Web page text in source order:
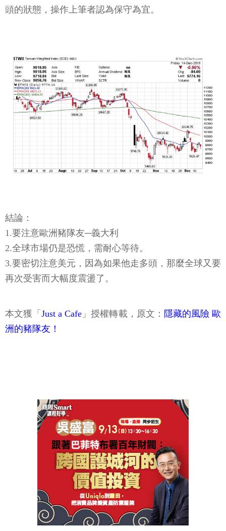
頭的狀態，操作上筆者認為保守為宜。
結論：
1.要注意歐洲豬隊友─義大利
2.全球市場仍是恐慌，需耐心等待。
3.要密切注意美元，因為如果他走多頭，那麼全球又要
再次受害而大幅度震盪了。
本文獲「Just a Cafe 」授權轉載，原文： 隱藏的風險 歐
洲的豬隊友！